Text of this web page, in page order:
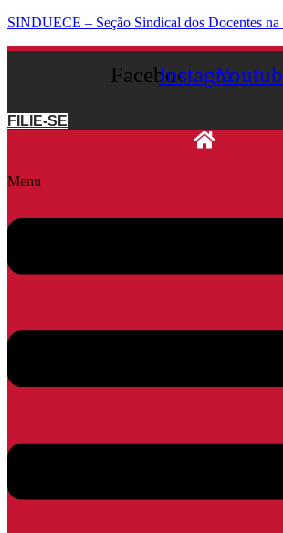
SINDUECE – Seção Sindical dos Docentes
FacebookInstagram
FILIE-SE
Menu